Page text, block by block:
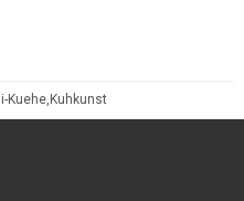
Kuehe,Kuhkunst